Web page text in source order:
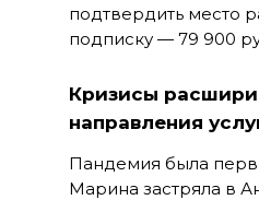
подтвердить место
подписку — 79 900
Кризисы
направления
Пандемия была
Марина застряла в